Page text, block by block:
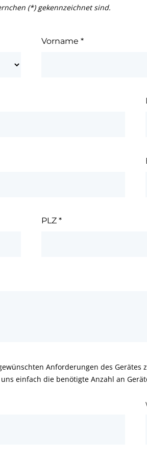
(*) gekennzeichnet sind.
Vorname*
PLZ*
Anforderungen des
einfach die benötigte Anzahl an